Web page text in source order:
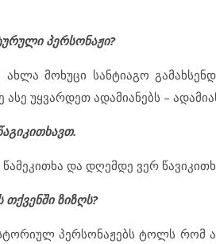
პერსონაჟი?
მოხუცი სანტიაგო
უყვარდეთ ადამიანებს –
და დღემდე ვერ
ზიზღს?
პერსონაჟებს ტოლს რომ